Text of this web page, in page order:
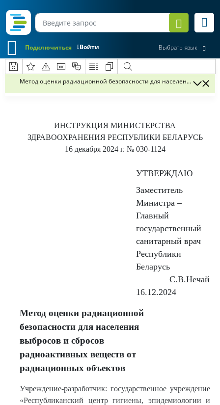
Войти
Подключиться Выбрать язык
Метод оценки радиационной безопасности для населения
ИНСТРУКЦИЯ МИНИСТЕРСТВА
ЗДРАВООХРАНЕНИЯ РЕСПУБЛИКИ БЕЛАРУСЬ
16 декабря 2024 г. № 030-1124
УТВЕРЖДАЮ
Заместитель
Министра –
Главный
государственный
санитарный врач
Республики
Беларусь
С.В.Нечай
16.12.2024
Метод оценки радиационной
безопасности для населения
выбросов и сбросов
радиоактивных веществ от
радиационных объектов
Учреждение-разработчик: государственное учреждение
«Республиканский центр гигиены, эпидемиологии и